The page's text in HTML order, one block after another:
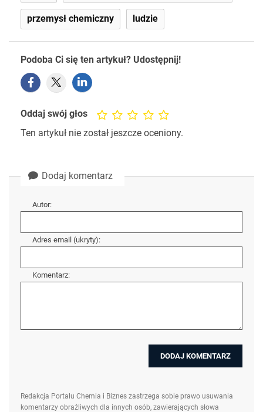
przemysł chemiczny ludzie
Podoba Ci się ten artykuł? Udostępnij!
Oddaj swój głos
Ten artykuł nie został jeszcze oceniony.
Dodaj komentarz
Autor:
Adres email (ukryty):
Komentarz:
Redakcja Portalu Chemia i Biznes zastrzega sobie prawo usuwania
komentarzy obraźliwych dla innych osób, zawierających słowa